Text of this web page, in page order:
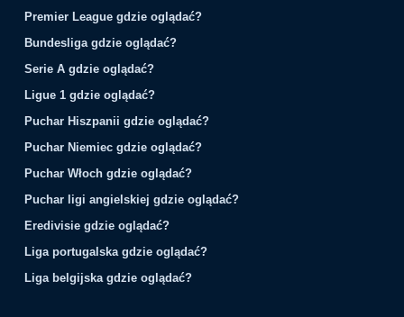
Premier League gdzie oglądać?
Bundesliga gdzie oglądać?
Serie A gdzie oglądać?
Ligue 1 gdzie oglądać?
Puchar Hiszpanii gdzie oglądać?
Puchar Niemiec gdzie oglądać?
Puchar Włoch gdzie oglądać?
Puchar ligi angielskiej gdzie oglądać?
Eredivisie gdzie oglądać?
Liga portugalska gdzie oglądać?
Liga belgijska gdzie oglądać?